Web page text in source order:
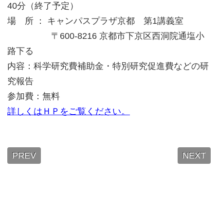
40分（終了予定）
場 所 ： キャンパスプラザ京都 第1講義室
〒600-8216 京都市下京区西洞院通塩小
路下る
内容：科学研究費補助金・特別研究促進費などの研
究報告
参加費：無料
詳しくはＨＰをご覧ください。
PREV NEXT